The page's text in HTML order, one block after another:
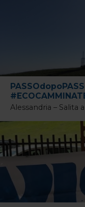
Alessandria – Salita